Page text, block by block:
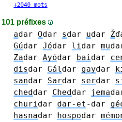
+2040 mots
101 préfixes
adar Odar sdar udar Ž
Gúdar Jódar lidar mu
Zadar Ayódar baidar
disdar Gáldar gaydar
sandar Sardar serdar
cheddar Cheddar jema
churidar dar-et -dar
hasnadar hospodar